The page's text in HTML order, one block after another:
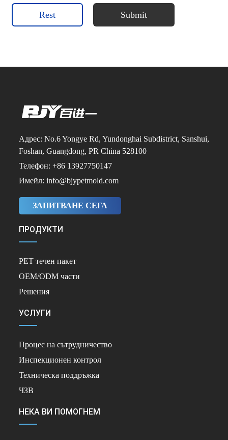
Rest Submit
Адрес: No.6 Yongye Rd, Yundonghai Subdistrict, Sanshui,
Foshan, Guangdong, PR China 528100
Телефон: +86 13927750147
Имейл: info@bjypetmold.com
ЗАПИТВАНЕ СЕГА
ПРОДУКТИ
PET течен пакет
OEM/ODM части
Решения
УСЛУГИ
Процес на сътрудничество
Инспекционен контрол
Техническа поддръжка
ЧЗВ
НЕКА ВИ ПОМОГНЕМ